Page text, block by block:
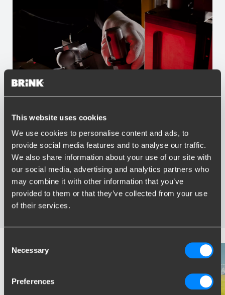
This website uses cookies
We use cookies to personalise content and ads, to
provide social media features and to analyse our traffic.
We also share information about your use of our site with
our social media, advertising and analytics partners who
may combine it with other information that you’ve
provided to them or that they’ve collected from your use
of their services.
Selection
Necessary
Preferences
Vorteile von Brink
Größter Sortiment Anhängerkupplungen
Speziell entwickelt und getestet für Ihr Auto
Sichere und zertifizierte Anhängerkupplungen
Montage in Ihrer Nähe
Verschiedene Anhängerkupplungen verfügbar für Sie:
starre, abnehmbare und schwenkbare